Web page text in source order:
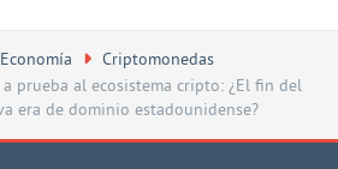
Economía
Criptomonedas
a prueba al ecosistema cripto: ¿El fin del
era de dominio estadounidense?